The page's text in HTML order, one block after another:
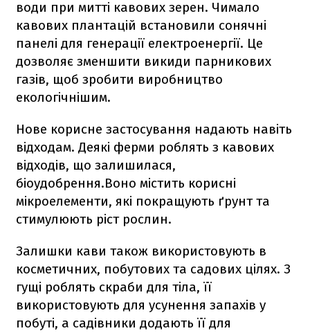
води при митті кавових зерен. Чимало
кавових плантацій встановили сонячні
панелі для генерації електроенергії. Це
дозволяє зменшити викиди парникових
газів, щоб зробити виробництво
екологічнішим.
Нове корисне застосування надають навіть
відходам. Деякі ферми роблять з кавових
відходів, що залишилася,
біоудобрення.Воно містить корисні
мікроелементи, які покращують ґрунт та
стимулюють ріст рослин.
Залишки кави також використовують в
косметичних, побутових та садових цілях. З
гущі роблять скраби для тіла, її
використовують для усунення запахів у
побуті, а садівники додають її для